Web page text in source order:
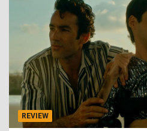
REVIEW